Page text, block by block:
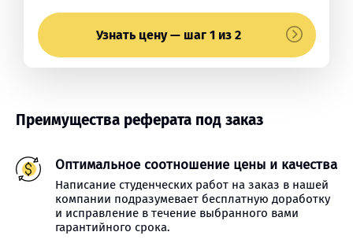
Узнать цену — шаг 1 из 2
Преимущества реферата под заказ
Оптимальное соотношение цены и качества
Написание студенческих работ на заказ в нашей
компании подразумевает бесплатную доработку
и исправление в течение выбранного вами
гарантийного срока.